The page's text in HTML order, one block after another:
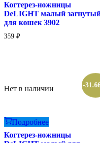
Когтерез-ножницы
DeLIGHT малый
для кошек 3902
359 ₽
Нет в наличии
Подробнее
-
Когтерез-ножницы